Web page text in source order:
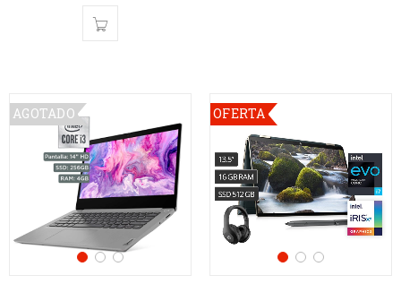
AGOTADO OFERTA